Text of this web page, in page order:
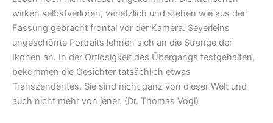
wirken selbstverloren, verletzlich und stehen wie aus der
Fassung gebracht frontal vor der Kamera. Seyerleins
ungeschönte Portraits lehnen sich an die Strenge der
Ikonen an. In der Ortlosigkeit des Übergangs festgehalten,
bekommen die Gesichter tatsächlich etwas
Transzendentes. Sie sind nicht ganz von dieser Welt und
auch nicht mehr von jener. (Dr. Thomas Vogl)